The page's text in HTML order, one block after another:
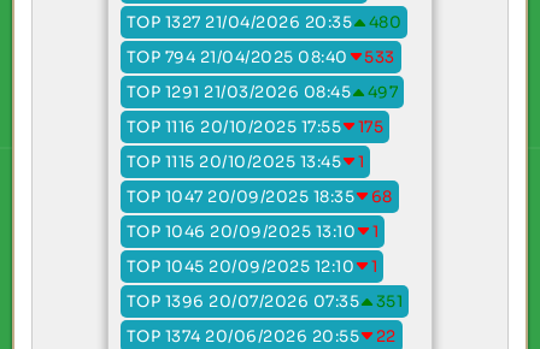
TOP 1327 21/04/2026 20:35
480
TOP 794 21/04/2025 08:40
533
TOP 1291 21/03/2026 08:45
497
TOP 1116 20/10/2025 17:55
175
TOP 1115 20/10/2025 13:45
1
TOP 1047 20/09/2025 18:35
68
TOP 1046 20/09/2025 13:10
1
TOP 1045 20/09/2025 12:10
1
TOP 1396 20/07/2026 07:35
351
TOP 1374 20/06/2026 20:55
22